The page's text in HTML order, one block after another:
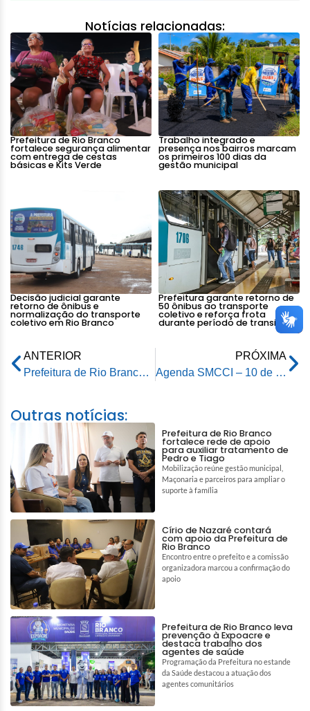
Notícias relacionadas:
Prefeitura de Rio Branco
fortalece segurança alimentar
com entrega de cestas
básicas e Kits Verde
Trabalho integrado e
presença nos bairros marcam
os primeiros 100 dias da
gestão municipal
Decisão judicial garante
retorno de ônibus e
normalização do transporte
coletivo em Rio Branco
Prefeitura garante retorno de
50 ônibus ao transporte
coletivo e reforça frota
durante período de transição
ANTERIOR
Prefeitura de Rio Branco lança edital de licitação para concessão do transporte coletivo da capital
PRÓXIMA
Agenda SMCCI – 10 de março de 2026
Outras notícias:
Prefeitura de Rio Branco
fortalece rede de apoio
para auxiliar tratamento de
Pedro e Tiago
Mobilização reúne gestão municipal,
Maçonaria e parceiros para ampliar o
suporte à família
Círio de Nazaré contará
com apoio da Prefeitura de
Rio Branco
Encontro entre o prefeito e a comissão
organizadora marcou a confirmação do
apoio
Prefeitura de Rio Branco leva
prevenção à Expoacre e
destaca trabalho dos
agentes de saúde
Programação da Prefeitura no estande
da Saúde destacou a atuação dos
agentes comunitários